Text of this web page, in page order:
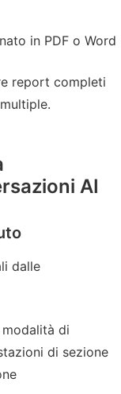
in PDF o Word
report completi
AI
dalle
modalità di
di sezione